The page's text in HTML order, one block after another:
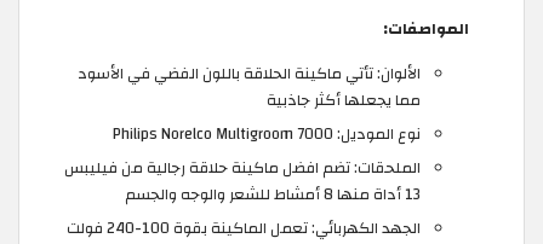
المواصفات:
الألوان: تأتي ماكينة الحلاقة باللون الفضي في الأسود
مما يجعلها أكثر جاذبية
نوع الموديل: Philips Norelco Multigroom 7000
الملحقات: تضم افضل ماكينة حلاقة رجالية من فيليبس
13 أداة منها 8 أمشاط للشعر والوجه والجسم
الجهد الكهربائي: تعمل الماكينة بقوة 100-240 فولت